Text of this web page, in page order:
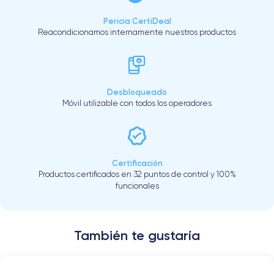
Pericia CertiDeal
Reacondicionamos internamente nuestros productos
Desbloqueado
Móvil utilizable con todos los operadores
Certificación
Productos certificados en 32 puntos de control y 100%
funcionales
También te gustaría